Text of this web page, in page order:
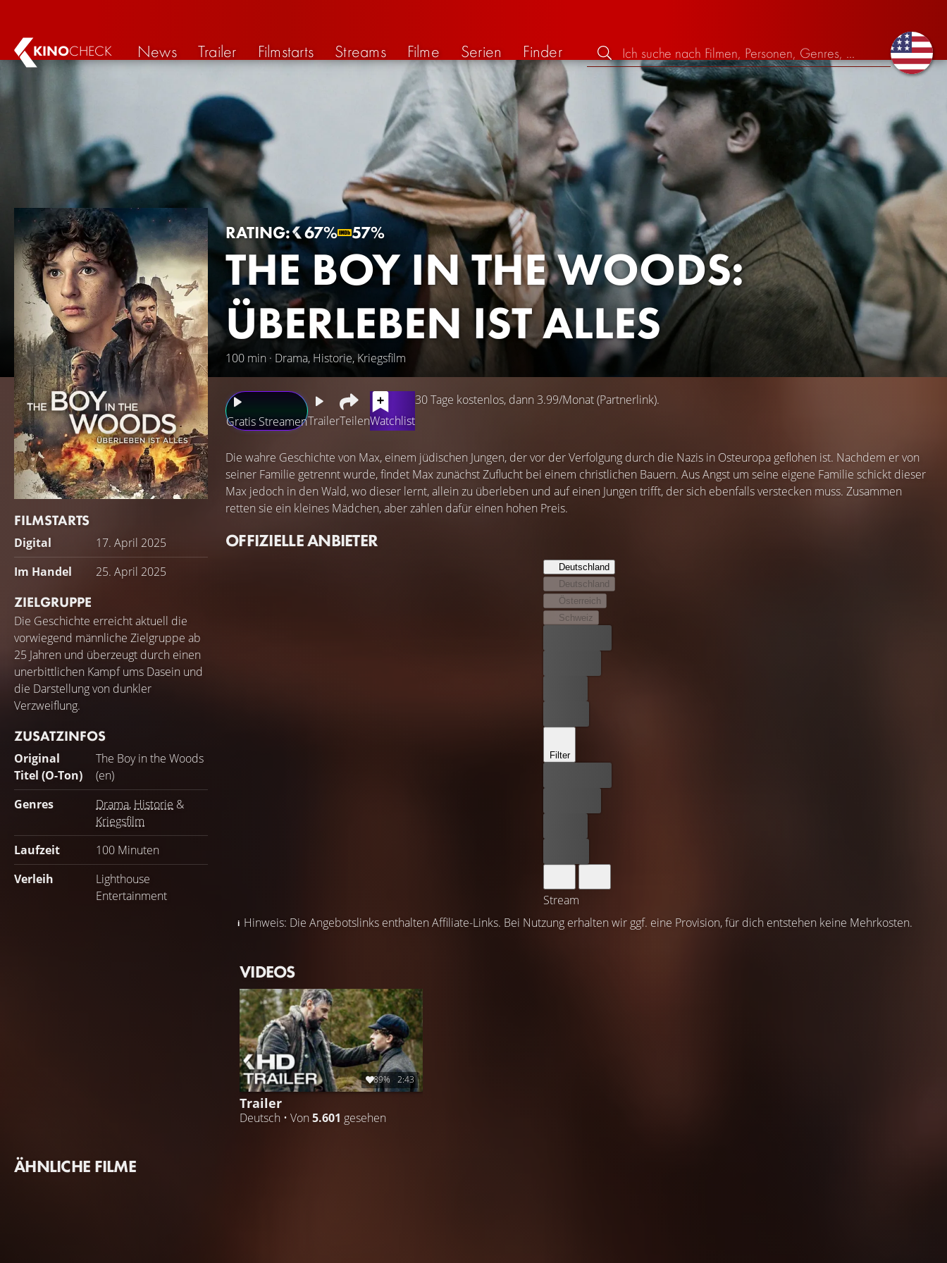
KINOCHECK News Trailer Filmstarts Streams Filme Serien Finder
RATING: 67% 57%
THE BOY IN THE WOODS:
ÜBERLEBEN IST ALLES
100 min · Drama, Historie, Kriegsfilm
FILMSTARTS
Digital
17. April 2025
Im Handel
25. April 2025
ZIELGRUPPE
Die Geschichte erreicht aktuell die
vorwiegend männliche Zielgruppe ab
25 Jahren und überzeugt durch einen
unerbittlichen Kampf ums Dasein und
die Darstellung von dunkler
Verzweiflung.
ZUSATZINFOS
Original
Titel (O-Ton)
The Boy in the Woods
(en)
Genres
Drama, Historie &
Kriegsfilm
Laufzeit
100 Minuten
Verleih
Lighthouse
Entertainment
Gratis StreamenTrailerTeilenWatchlist
30 Tage kostenlos, dann 3.99/Monat (Partnerlink).
Die wahre Geschichte von Max, einem jüdischen Jungen, der vor der Verfolgung durch die Nazis in Osteuropa geflohen ist. Nachdem er von
seiner Familie getrennt wurde, findet Max zunächst Zuflucht bei einem christlichen Bauern. Aus Angst um seine eigene Familie schickt dieser
Max jedoch in den Wald, wo dieser lernt, allein zu überleben und auf einen Jungen trifft, der sich ebenfalls verstecken muss. Zusammen
retten sie ein kleines Mädchen, aber zahlen dafür einen hohen Preis.
OFFIZIELLE ANBIETER
Deutschland
Deutschland
Österreich
Schweiz
Filter
Stream
Hinweis: Die Angebotslinks enthalten Affiliate-Links. Bei Nutzung erhalten wir ggf. eine Provision, für dich entstehen keine Mehrkosten.
VIDEOS
89% 2:43
Trailer
Deutsch • Von5.601 gesehen
ÄHNLICHE FILME